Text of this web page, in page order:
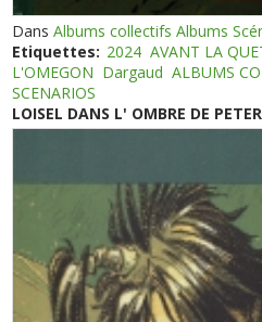
DansAlbums collectifs Albums
Etiquettes: 2024 AVANT LA
L'OMEGON Dargaud ALBUMS
SCENARIOS
LOISEL DANS L' OMBRE DE